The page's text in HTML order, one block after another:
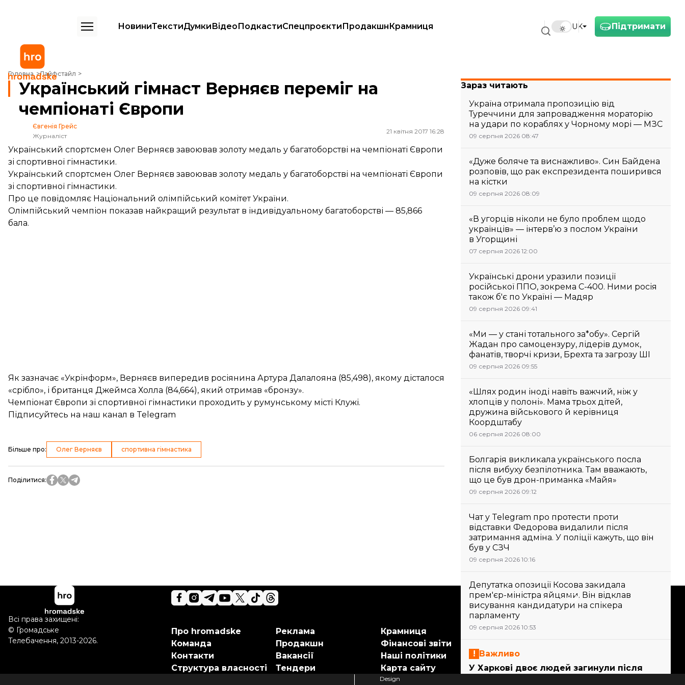
Підтримати
UK
НовиниТекстиДумкиВідеоПодкастиСпецпроєктиПродакшнКрамниця
Головна Лайфстайл
Український гімнаст Верняєв переміг на чемпіонаті Європи
Український гімнаст Верняєв переміг на
чемпіонаті Європи
Євгенія Грейс
Журналіст
21 квітня 2017 16:28
Український спортсмен Олег Верняєв завоював золоту медаль у багатоборстві на чемпіонаті Європи
зі спортивної гімнастики.
Український спортсмен Олег Верняєв завоював золоту медаль у багатоборстві на чемпіонаті Європи
зі спортивної гімнастики.
Про це повідомляє Національний олімпійський комітет України.
Олімпійський чемпіон показав найкращий результат в індивідуальному багатоборстві — 85,866
бала.
Як зазначає «Укрінформ», Верняєв випередив росіянина Артура Далалояна (85,498), якому дісталося
«срібло», і британця Джеймса Холла (84,664), який отримав «бронзу».
Чемпіонат Європи зі спортивної гімнастики проходить у румунському місті Клужі.
Підписуйтесь на наш канал в Telegram
Більше про: Олег Верняєв спортивна гімнастика
Поділитися:
Зараз читають
Україна отримала пропозицію від
Туреччини для запровадження мораторію
на удари по кораблях у Чорному морі — МЗС
09 серпня 2026 08:47
«Дуже боляче та виснажливо». Син Байдена
розповів, що рак експрезидента поширився
на кістки
09 серпня 2026 08:09
«В угорців ніколи не було проблем щодо
українців» — інтерв’ю з послом України
в Угорщині
07 серпня 2026 12:00
Українські дрони уразили позиції
російської ППО, зокрема С-400. Ними росія
також б'є по Україні — Мадяр
09 серпня 2026 09:41
«Ми — у стані тотального за*обу». Сергій
Жадан про самоцензуру, лідерів думок,
фанатів, творчі кризи, Брехта та загрозу ШІ
09 серпня 2026 09:55
«Шлях родин іноді навіть важчий, ніж у
хлопців у полоні». Мама трьох дітей,
дружина військового й керівниця
Коордштабу
06 серпня 2026 08:00
Болгарія викликала українського посла
після вибуху безпілотника. Там вважають,
що це був дрон-приманка «Майя»
09 серпня 2026 09:12
Чат у Telegram про протести проти
відставки Федорова видалили після
затримання адміна. У поліції кажуть, що він
був у СЗЧ
09 серпня 2026 10:16
Депутатка опозиції Косова закидала
прем'єр-міністра яйцями. Він відклав
висування кандидатури на спікера
парламенту
09 серпня 2026 10:53
Важливо
У Харкові двоє людей загинули після
Підтримати
Підтримай hromadske.
другом
Про hromadske
Команда
Контакти
Структура власності
Реклама
Продакшн
Вакансії
Тендери
Крамниця
Фінансові звіти
Наші політики
Карта сайту
Всі права захищені:
© Громадське
Телебачення, 2013-2026.
Design